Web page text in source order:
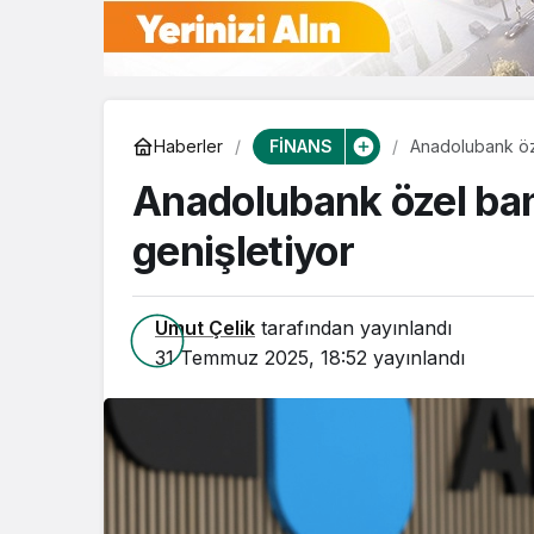
Haberler FİNANS Anadolubank
Anadolubank özel
genişletiyor
Umut Çelik tarafından yayınlandı
31 Temmuz 2025, 18:52 yayınlandı